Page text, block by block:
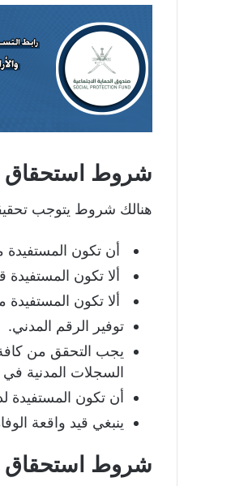
شروط استحقاق
هنالك شروط يتوجب
أن تكون
ألا تكون المستفيدة
ألا تكون
توفير الرقم المدني.
يجب التحقق من كافة
السجلات المدنية
أن تكون
ينبغي قيد واقعة
شروط استحقاق